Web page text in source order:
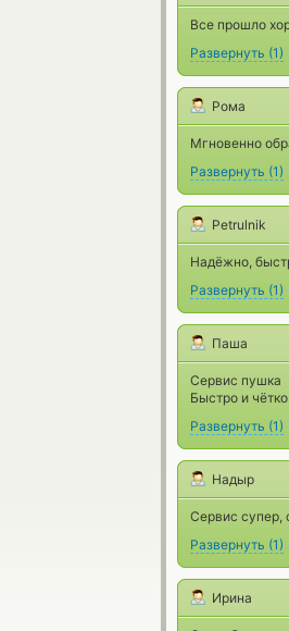
Все прошло
Развернуть (1)
Рома
Мгновенно
Развернуть (1)
Petrulnik
Надёжно,
Развернуть (1)
Паша
Сервис пушка
Быстро и
Развернуть (1)
Надыр
Сервис супер,
Развернуть (1)
Ирина